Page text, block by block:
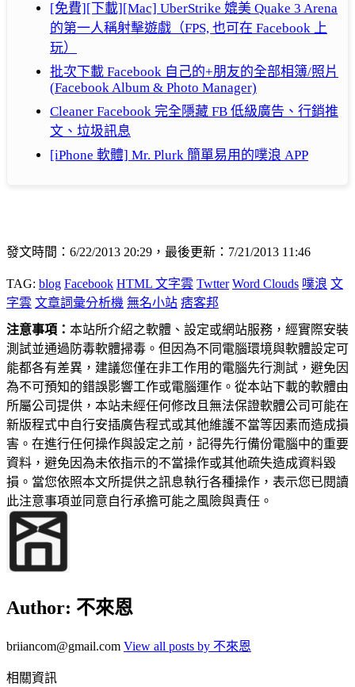
[免費][下載][Mac] UberStrike 媲美 Quake 3 Arena
的第一人稱射擊遊戲（FPS, 也可在 Facebook 上
玩）
批次下載 Facebook 自己的+朋友的全部相簿/照片
(Facebook Album & Photo Manager)
Cleaner Facebook 完全隱藏 FB 低級廣告、行銷推
文、垃圾訊息
[iPhone 軟體] Mr. Plurk 簡單易用的噗浪 APP
發文時間：6/22/2013 20:29，最後更新：7/21/2013 11:46
TAG: blog Facebook HTML 文字雲 Twtter Word Clouds 噗浪 文
字雲 文章詞彙分析機 無名小站 痞客邦
注意事項： 本站所介紹之軟體、設定或網站服務，經實際安裝
測試並通過防毒軟體掃毒。但因為不同電腦環境與軟體設定可
能都各有差異，建議您僅在非工作用的電腦先行測試，避免因
為不可預知的錯誤影響工作或電腦運作。從本站下載的軟體由
所屬公司提供，本站未經任何修改且無法保證軟體公司可能在
新版程式中自行安插廣告程式或其他維護不當等因素而造成損
害。在進行任何操作與設定之前，記得先行備份電腦中的重要
資料，避免因為未依指示的不當操作或其他疏失造成資料毀
損。當您依照本文所提供之訊息執行各種操作，表示您已閱讀
此注意事項並同意自行承擔可能之風險與責任。
Author: 不來恩
briiancom@gmail.com View all posts by 不來恩
相關資訊